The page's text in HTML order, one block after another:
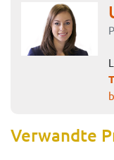
Verwandte